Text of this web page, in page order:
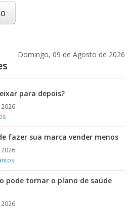
Domingo, 09 de Agosto de 2026
para depois?
fazer sua marca vender menos
pode tornar o plano de saúde